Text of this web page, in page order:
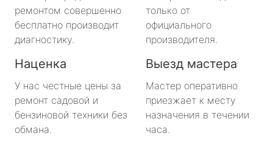
ремонтом совершенно
бесплатно производит
диагностику.
только от
официального
производителя.
Наценка
У нас честные цены за
ремонт садовой и
бензиновой техники без
обмана.
Выезд мастера
Мастер оперативно
приезжает к месту
назначения в течении
часа.